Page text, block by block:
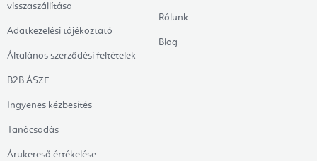
visszaszállítása
Adatkezelési tájékoztató
Általános szerződési feltételek
B2B ÁSZF
Ingyenes kézbesítés
Tanácsadás
Árukereső értékelése
Rólunk
Blog